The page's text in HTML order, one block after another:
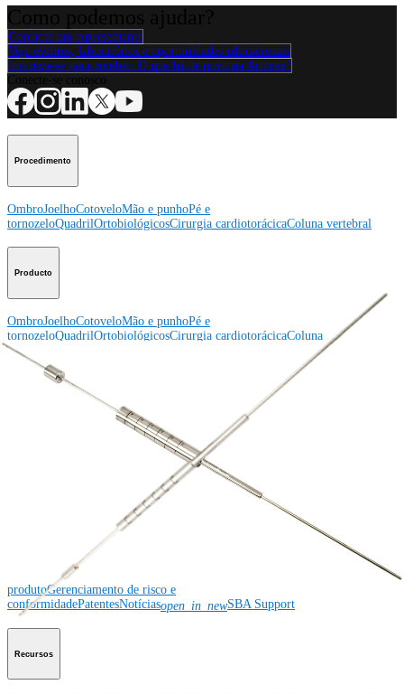
Contacte um representante
Veja eventos, laboratórios e oportunidades educacionais
Inscreva-se para receber: O que há de novo na Arthrex?
Procedimento
OmbroJoelhoCotoveloMão e punhoPé e
tornozeloQuadrilOrtobiológicosCirurgia cardiotorácicaColuna vertebral
Producto
OmbroJoelhoCotoveloMão e punhoPé e
tornozeloQuadrilOrtobiológicosCirurgia cardiotorácicaColuna
vertebral
Descrição dos cursosCalendário dos cursos
Nossa equipe de educação médicaOrthoPedia
Sobre a Arthrex
Divulgação da cadeia de
suprimentos global
produtoGerenciamento de risco e
conformidadePatentesNotíciasopen_in_newSBA Support
Recursos